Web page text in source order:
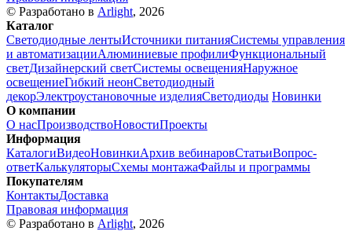
© Разработано в Arlight, 2026
Каталог
Светодиодные лентыИсточники питанияСистемы управления
и автоматизацииАлюминиевые профилиФункциональный
светДизайнерский светСистемы освещенияНаружное
освещениеГибкий неонСветодиодный
декорЭлектроустановочные изделияСветодиоды Новинки
О компании
О насПроизводствоНовостиПроекты
Информация
КаталогиВидеоНовинкиАрхив вебинаровСтатьиВопрос-
ответКалькуляторыСхемы монтажаФайлы и программы
Покупателям
КонтактыДоставка
Правовая информация
© Разработано в Arlight, 2026